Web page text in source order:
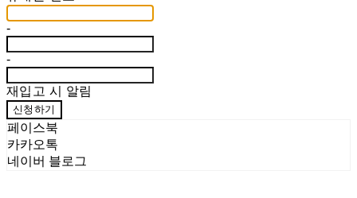
-
-
재입고 시 알림
신청하기
페이스북
카카오톡
네이버 블로그